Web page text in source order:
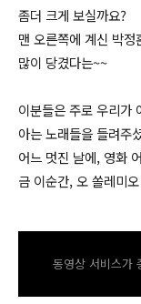
좀더 크게 보실까요?
맨 오른쪽에 계신 박
많이 당겼다는~~
이분들은 주로 우리가
아는 노래들을 들려
어느 멋진 날에, 영화
금 이순간, 오 쏠레미
동영상 서비스가